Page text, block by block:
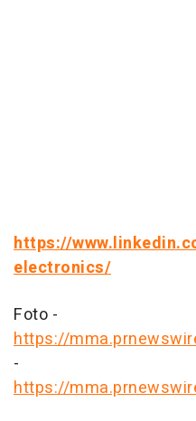
https://
electronics/
Foto -
https://
-
https://